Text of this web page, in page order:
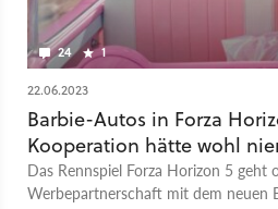
24 1
22.06.2023
Barbie-Autos in Forza
Kooperation hätte wohl
Das Rennspiel Forza Horizon 5 geht
Werbepartnerschaft mit dem neuen